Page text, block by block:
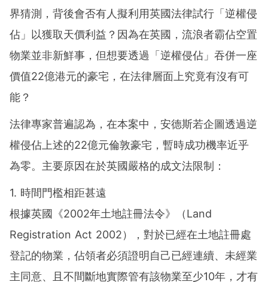
界猜測，背後會否有人擬利用英國法律試行「逆權侵
佔」以獲取天價利益？因為在英國，流浪者霸佔空置
物業並非新鮮事，但想要透過「逆權侵佔」吞併一座
價值22億港元的豪宅，在法律層面上究竟有沒有可
能？
法律專家普遍認為，在本案中，安德斯若企圖透過逆
權侵佔上述的22億元倫敦豪宅，暫時成功機率近乎
為零。主要原因在於英國嚴格的成文法限制：
1. 時間門檻相距甚遠
根據英國《2002年土地註冊法令》（Land
Registration Act 2002），對於已經在土地註冊處
登記的物業，佔領者必須證明自己已經連續、未經業
主同意、且不間斷地實際管有該物業至少10年，才有